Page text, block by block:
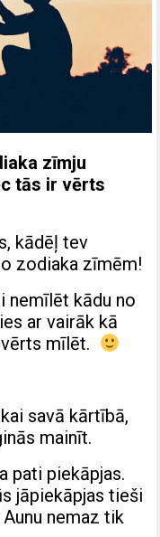
zīmju
tās ir vērts
kādēļ tev
zodiaka zīmēm!
nemīlēt kādu no
ar vairāk kā
mīlēt.
savā kārtībā,
mainīt.
pati piekāpjas.
jāpiekāpjas tieši
nemaz tik